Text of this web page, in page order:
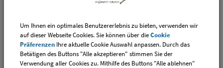
Auch eine mögliche Kostenaufteilung kam zur Sprache.
Bisher wurde mit der DJK keine Vereinbarung zu einer
eventuellen Kostenbeteiligung getroffen. Auch die
Kosten für die weitere Brunnenfassung und die
Um Ihnen ein optimales Benutzererlebnis zu bieten, verwenden wir
auf dieser Webseite Cookies. Sie können über dieCookie
Präferenzen Ihre aktuelle Cookie Auswahl anpassen. Durch das
Betätigen des Buttons "Alle akzeptieren" stimmen Sie der
Verwendung aller Cookies zu. Mithilfe des Buttons "Alle ablehnen"